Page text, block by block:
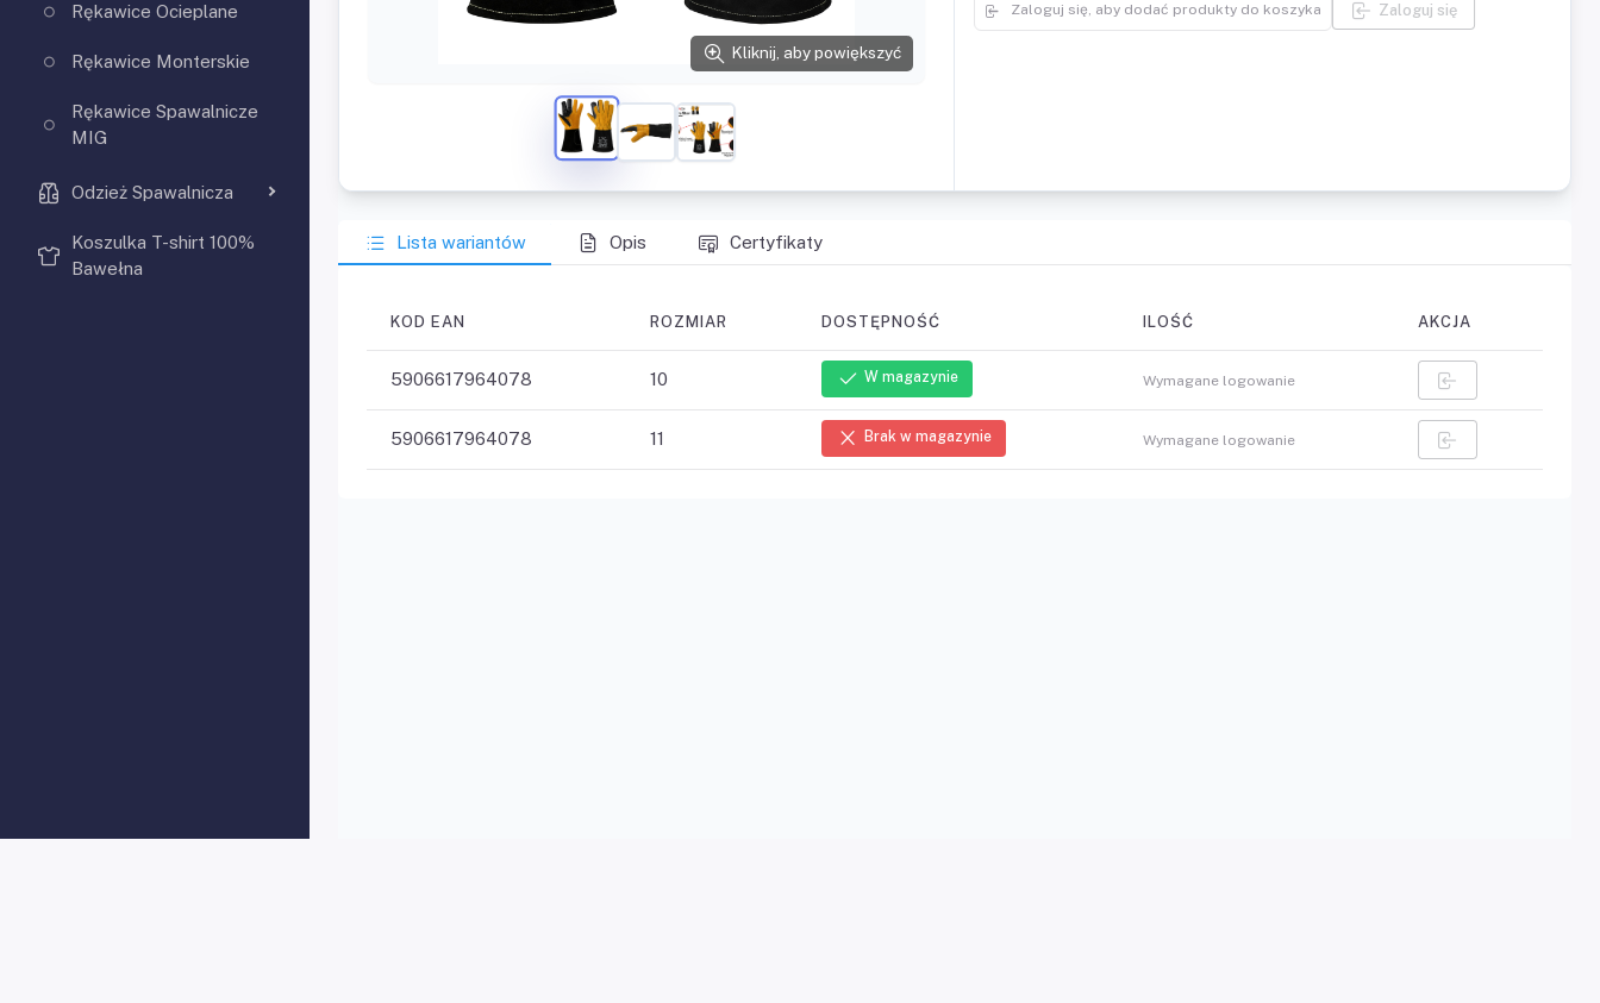
Rękawice Ocieplane
Rękawice Monterskie
Rękawice Spawalnicze
MIG
Odzież Spawalnicza
Koszulka T-shirt 100%
Bawełna
Kliknij, aby powiększyć
Zaloguj się, aby dodać produkty do koszyka Zaloguj się
Lista wariantów Opis Certyfikaty
KOD EAN ROZMIAR DOSTĘPNOŚĆ ILOŚĆ AKCJA
5906617964078 10 W magazynie Wymagane logowanie
5906617964078 11 Brak w magazynie Wymagane logowanie